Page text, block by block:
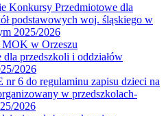
Konkursy Przedmiotowe dla
podstawowych woj. śląskiego w
2025/2026
MOK w Orzeszu
przedszkoli i oddziałów
2026
6 do regulaminu zapisu dzieci na
w przedszkolach-
2026